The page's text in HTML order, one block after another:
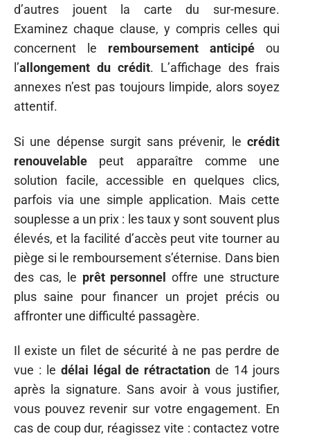
d’autres jouent la carte du sur-mesure.
Examinez chaque clause, y compris celles qui
concernent le remboursement anticipé ou
l’allongement du crédit. L’affichage des frais
annexes n’est pas toujours limpide, alors soyez
attentif.
Si une dépense surgit sans prévenir, le crédit
renouvelable peut apparaître comme une
solution facile, accessible en quelques clics,
parfois via une simple application. Mais cette
souplesse a un prix : les taux y sont souvent plus
élevés, et la facilité d’accès peut vite tourner au
piège si le remboursement s’éternise. Dans bien
des cas, le prêt personnel offre une structure
plus saine pour financer un projet précis ou
affronter une difficulté passagère.
Il existe un filet de sécurité à ne pas perdre de
vue : le délai légal de rétractation de 14 jours
après la signature. Sans avoir à vous justifier,
vous pouvez revenir sur votre engagement. En
cas de coup dur, réagissez vite : contactez votre